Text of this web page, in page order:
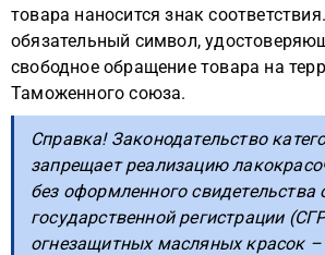
товара наносится знак
обязательный символ,
свободное обращение товара на
Таможенного союза.
Справка! Законодательство
запрещает реализацию
без оформленного свидетельства
государственной регистрации
огнезащитных масляных красок –